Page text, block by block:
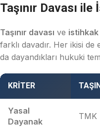
Taşınır Davası
Taşınır davası ve istihkak
farklı davadır. Her ikisi de
da dayandıkları hukuki
KRITER
Yasal
Dayanak
TMK